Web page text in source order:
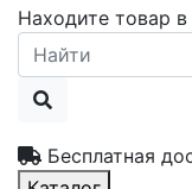
Находите товар в
Бесплатная